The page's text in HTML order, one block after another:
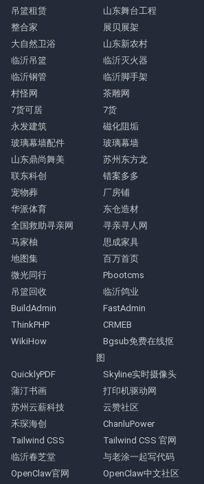
吊篮租赁
山东舞台工程
整合家
展贝展架
大自然卫浴
山东新农村
临沂吊篮
临沂灭火器
临沂钢管
临沂脚手架
村怪网
茶雕网
7货可居
7货
永发建筑
磁化阻垢
玻璃幕墙配件
玻璃幕墙
山东鼎尚舞美
苏州东方龙
联东科创
错案多多
宠物葬
厂房铺
华派体育
东仓造材
全国救助寻亲网
寻亲寻人网
马家柚
思成家具
地图集
百万首页
微光同行
Pbootcms
吊篮回收
临沂鸽业
BuildAdmin
FastAdmin
ThinkPHP
CRMEB
WikiHow
Bgsub免费在线抠
图
QuicklyPDF
Skyline实时摄像头
蒲汀书画
打印机驱动网
苏州云薪科技
云赞社区
禾琛海创
ChanluPower
Tailwind CSS
Tailwind CSS 官网
临沂春芝堂
与老涂一起写代码
OpenClaw官网 OpenClaw中文社区